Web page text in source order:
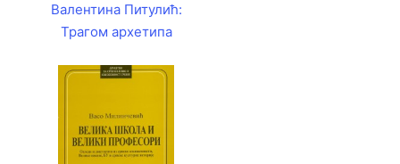
Валентина Питулић:
Трагом архетипа